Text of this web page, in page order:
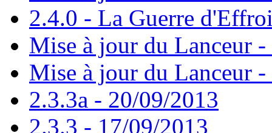
2.4.0 - La Guerre
Mise à jour du Lanceur
Mise à jour du Lanceur
2.3.3a - 20/09/2013
2.3.3 - 17/09/2013